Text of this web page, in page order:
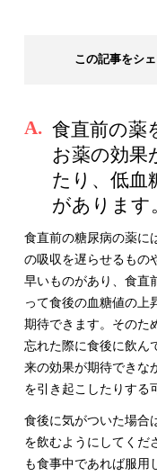
この記事をシ
A. 食直前の薬
お薬の効果
たり、低血
があります
食直前の糖尿病の薬に
の吸収を遅らせるもの
早いものがあり、食直
って食後の血糖値の上
期待できます。そのた
忘れた際に食後に飲ん
来の効果が期待できな
を引き起こしたりする
食後に気がついた場合
を飲むようにしてくだ
も食事中であれば服用